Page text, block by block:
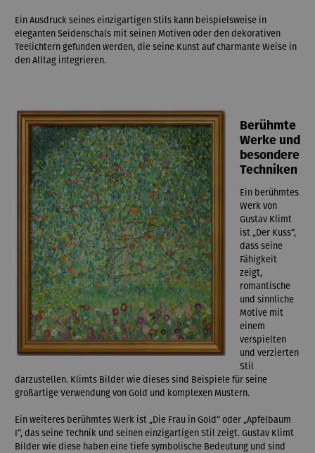
Ein Ausdruck seines einzigartigen Stils kann beispielsweise in
eleganten Seidenschals mit seinen Motiven oder den dekorativen
Teelichtern gefunden werden, die seine Kunst auf charmante Weise in
den Alltag integrieren.
Berühmte
Werke und
besondere
Techniken
Ein berühmtes
Werk von
Gustav Klimt
ist „Der Kuss“,
dass seine
Fähigkeit
zeigt,
romantische
und sinnliche
Motive mit
einem
verspielten
und verzierten
Stil
darzustellen. Klimts Bilder wie dieses sind Beispiele für seine
großartige Verwendung von Gold und komplexen Mustern.
Ein weiteres berühmtes Werk ist „Die Frau in Gold“ oder „Apfelbaum
I“, das seine Technik und seinen einzigartigen Stil zeigt. Gustav Klimt
Bilder wie diese haben eine tiefe symbolische Bedeutung und sind